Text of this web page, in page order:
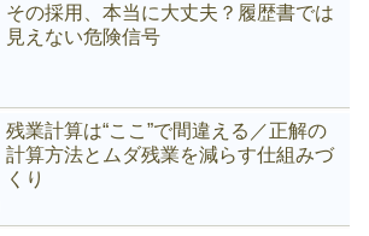
その採用、本当に大丈夫？履歴書では
見えない危険信号
残業計算は“ここ”で間違える／正解の
計算方法とムダ残業を減らす仕組みづ
くり